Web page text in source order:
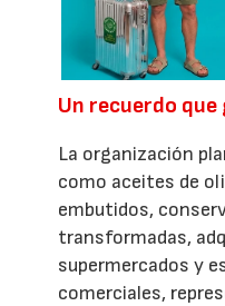
Un recuerdo
La organización
como aceites de
embutidos,
transformadas,
supermercados y
comerciales,